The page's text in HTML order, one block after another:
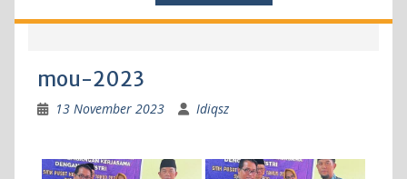
mou-2023
13 November 2023 Idiqsz